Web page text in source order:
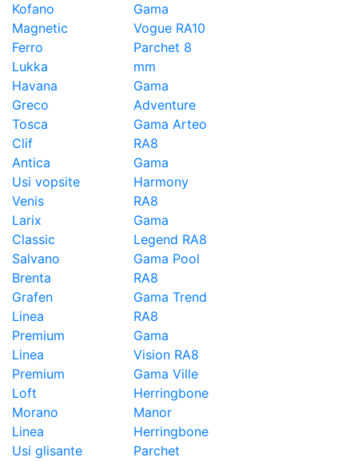
Kofano
Magnetic
Ferro
Lukka
Havana
Greco
Tosca
Clif
Antica
Usi vopsite
Venis
Larix
Classic
Salvano
Brenta
Grafen
Linea
Premium
Linea
Premium
Loft
Morano
Linea
Usi glisante
Gama
Vogue RA10
Parchet 8
mm
Gama
Adventure
Gama Arteo
RA8
Gama
Harmony
RA8
Gama
Legend RA8
Gama Pool
RA8
Gama Trend
RA8
Gama
Vision RA8
Gama Ville
Herringbone
Manor
Herringbone
Parchet